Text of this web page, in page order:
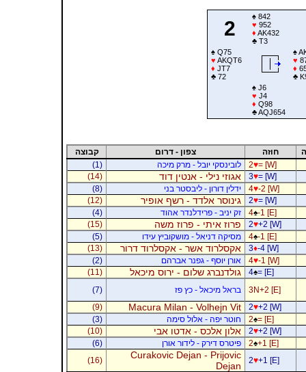
2
♠842
♥ 952
♦ AK432
♣T3
♠Q75
♥ AKQT6
♦ JT7
♣72
♠
♥
♦
♣
♠J6
♥ J4
♦ Q98
♣AQJ654
חוזה צפון - דרום
קבוצה
2♥= [W] לובינסקי יובל - מרק מיכה
(1)
3♥= [W] אגוזי נילי - אנטין דוד
(14)
4♥-2 [W] ידלין דורון - ליבסטר בני
(8)
2♥= [W] גינוסר אלדד - רשף אופיר
(12)
4♠-1 [E] זק יניב - פרידלנדר אהוד
(4)
2♥+2 [W] פרוז איתי - פרוז משה
(15)
4♠-1 [E] מסיקה דניאל - מושקוביץ עידו
(5)
3♦-4 [W] אקסלרוד אשר - אקסלרוד דרור
(13)
4♥-1 [W] אורן יוסף - גפנר אברהם
(2)
4♠= [E] גולדנברג שלום - ירוס מיכאל
(11)
3N+2 [E]
בראל מיכאל - כץ פז
(7)
2♥+2 [W]
Macura Milan - Volhejn Vit
(9)
2♠= [E] חוטר יפה - אלול סימה
(3)
2♥+2 [W] אלון אלכס - אדטו אבי
(10)
2♠+1 [E] פיטרס דירק - לידור אורן
(6)
2♥+1 [E]
Curakovic Dejan - Prijovic
Dejan
(16)